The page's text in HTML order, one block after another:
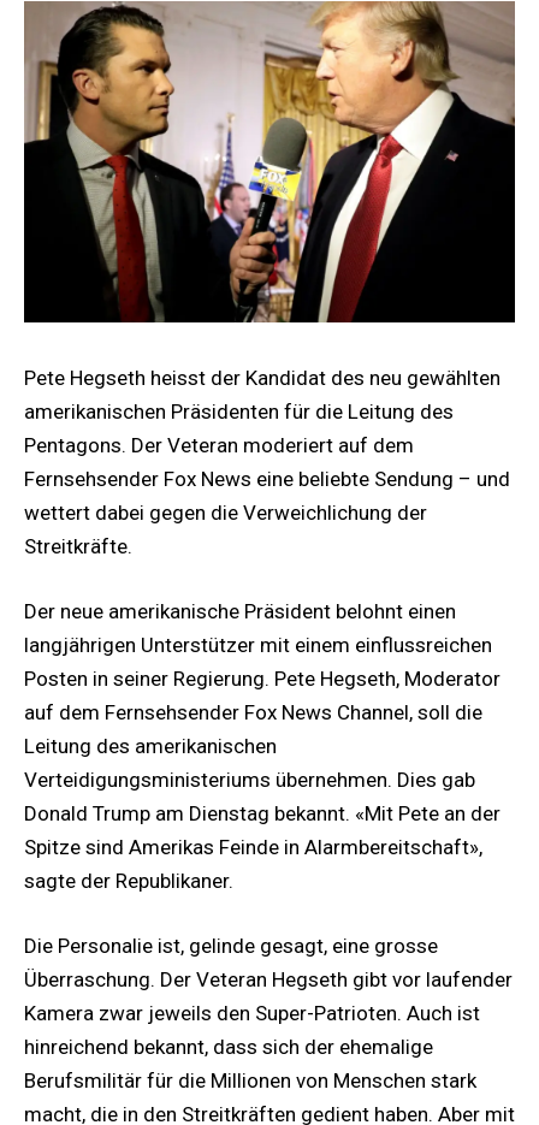
Pete Hegseth heisst der Kandidat des neu gewählten
amerikanischen Präsidenten für die Leitung des
Pentagons. Der Veteran moderiert auf dem
Fernsehsender Fox News eine beliebte Sendung – und
wettert dabei gegen die Verweichlichung der
Streitkräfte.
Der neue amerikanische Präsident belohnt einen
langjährigen Unterstützer mit einem einflussreichen
Posten in seiner Regierung. Pete Hegseth, Moderator
auf dem Fernsehsender Fox News Channel, soll die
Leitung des amerikanischen
Verteidigungsministeriums übernehmen. Dies gab
Donald Trump am Dienstag bekannt. «Mit Pete an der
Spitze sind Amerikas Feinde in Alarmbereitschaft»,
sagte der Republikaner.
Die Personalie ist, gelinde gesagt, eine grosse
Überraschung. Der Veteran Hegseth gibt vor laufender
Kamera zwar jeweils den Super-Patrioten. Auch ist
hinreichend bekannt, dass sich der ehemalige
Berufsmilitär für die Millionen von Menschen stark
macht, die in den Streitkräften gedient haben. Aber mit